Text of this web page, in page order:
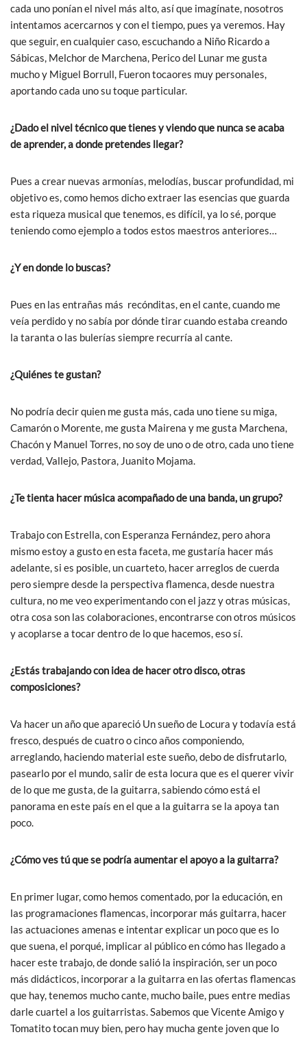
cada uno ponían el nivel más alto, así que imagínate, nosotros
intentamos acercarnos y con el tiempo, pues ya veremos. Hay
que seguir, en cualquier caso, escuchando a Niño Ricardo a
Sábicas, Melchor de Marchena, Perico del Lunar me gusta
mucho y Miguel Borrull, Fueron tocaores muy personales,
aportando cada uno su toque particular.
¿Dado el nivel técnico que tienes y viendo que nunca se acaba
de aprender, a donde pretendes llegar?
Pues a crear nuevas armonías, melodías, buscar profundidad, mi
objetivo es, como hemos dicho extraer las esencias que guarda
esta riqueza musical que tenemos, es difícil, ya lo sé, porque
teniendo como ejemplo a todos estos maestros anteriores…
¿Y en donde lo buscas?
Pues en las entrañas más recónditas, en el cante, cuando me
veía perdido y no sabía por dónde tirar cuando estaba creando
la taranta o las bulerías siempre recurría al cante.
¿Quiénes te gustan?
No podría decir quien me gusta más, cada uno tiene su miga,
Camarón o Morente, me gusta Mairena y me gusta Marchena,
Chacón y Manuel Torres, no soy de uno o de otro, cada uno tiene
verdad, Vallejo, Pastora, Juanito Mojama.
¿Te tienta hacer música acompañado de una banda, un grupo?
Trabajo con Estrella, con Esperanza Fernández, pero ahora
mismo estoy a gusto en esta faceta, me gustaría hacer más
adelante, si es posible, un cuarteto, hacer arreglos de cuerda
pero siempre desde la perspectiva flamenca, desde nuestra
cultura, no me veo experimentando con el jazz y otras músicas,
otra cosa son las colaboraciones, encontrarse con otros músicos
y acoplarse a tocar dentro de lo que hacemos, eso sí.
¿Estás trabajando con idea de hacer otro disco, otras
composiciones?
Va hacer un año que apareció Un sueño de Locura y todavía está
fresco, después de cuatro o cinco años componiendo,
arreglando, haciendo material este sueño, debo de disfrutarlo,
pasearlo por el mundo, salir de esta locura que es el querer vivir
de lo que me gusta, de la guitarra, sabiendo cómo está el
panorama en este país en el que a la guitarra se la apoya tan
poco.
¿Cómo ves tú que se podría aumentar el apoyo a la guitarra?
En primer lugar, como hemos comentado, por la educación, en
las programaciones flamencas, incorporar más guitarra, hacer
las actuaciones amenas e intentar explicar un poco que es lo
que suena, el porqué, implicar al público en cómo has llegado a
hacer este trabajo, de donde salió la inspiración, ser un poco
más didácticos, incorporar a la guitarra en las ofertas flamencas
que hay, tenemos mucho cante, mucho baile, pues entre medias
darle cuartel a los guitarristas. Sabemos que Vicente Amigo y
Tomatito tocan muy bien, pero hay mucha gente joven que lo